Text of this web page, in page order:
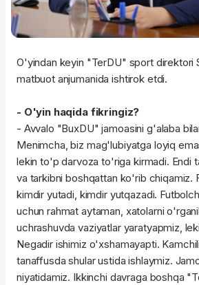
O'yindan keyin "TerDU" sport direktori
matbuot anjumanida ishtirok etdi.
- O'yin haqida fikringiz?
- Avvalo "BuxDU" jamoasini g'alaba
Menimcha, biz mag'lubiyatga loyiq
lekin to'p darvoza to'riga kirmadi. Endi
va tarkibni boshqattan ko'rib chiqamiz.
kimdir yutadi, kimdir yutqazadi.
uchun rahmat aytaman, xatolarni
uchrashuvda vaziyatlar yaratyapmiz,
Negadir ishimiz o'xshamayapti.
tanaffusda shular ustida ishlaymiz.
niyatidamiz. Ikkinchi davraga boshqa